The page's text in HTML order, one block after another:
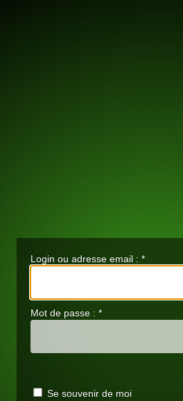
Login ou adresse email : *
Mot de passe : *
Se souvenir de moi